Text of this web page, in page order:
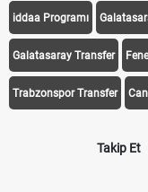
iddaa Programı
Galatasaray Transfer
Trabzonspor Transfer
Takip Et